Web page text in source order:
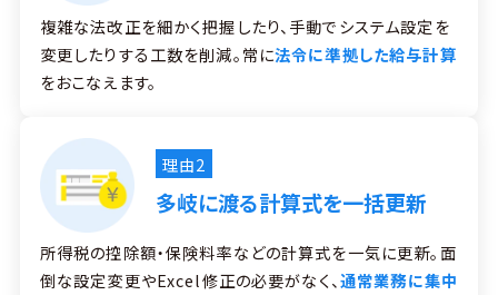
複雑な法改正を細かく把握したり、手動でシステム設定を
変更したりする工数を削減。常に法令に準拠した給与計算
をおこなえます。
理由2
多岐に渡る計算式を一括更新
所得税の控除額・保険料率などの計算式を一気に更新。面
倒な設定変更やExcel修正の必要がなく、通常業務に集中